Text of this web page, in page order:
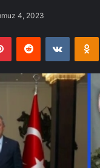
4, 2023
PinterestReddit